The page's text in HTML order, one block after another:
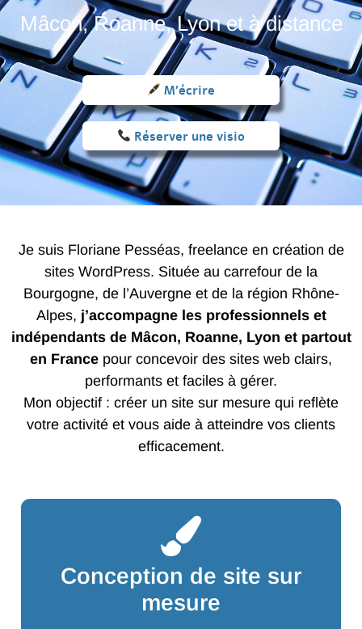
Mâcon, Roanne, Lyon et à distance
M'écrire
Réserver une visio
Je suis Floriane Pesséas, freelance en création de
sites WordPress. Située au carrefour de la
Bourgogne, de l’Auvergne et de la région Rhône-
Alpes, j’accompagne les professionnels et
indépendants de Mâcon, Roanne, Lyon et partout
en France pour concevoir des sites web clairs,
performants et faciles à gérer.
Mon objectif : créer un site sur mesure qui reflète
votre activité et vous aide à atteindre vos clients
efficacement.
Conception de site sur
mesure